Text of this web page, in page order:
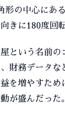
形の中心にあ
きに180度回
という名前
財務データ
を増やすため
が盛んだっ